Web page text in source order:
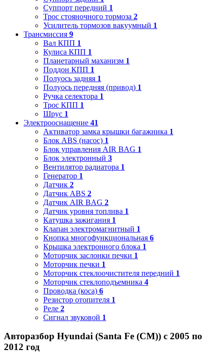
Суппорт передний 1
Трос стояночного тормоза 2
Усилитель тормозов вакуумный 1
Трансмиссия 9
Вал КПП 1
Кулиса КПП 1
Планетарный маханизм 1
Поддон КПП 1
Полуось задняя 1
Полуось передняя (привод) 1
Ручка селектора 1
Трос КПП 1
Шрус 1
Электрооснащение 41
Активатор замка крышки багажника 1
Блок ABS (насос) 1
Блок управления AIR BAG 1
Блок электронный 3
Вентилятор радиатора 1
Генератор 1
Датчик 2
Датчик ABS 2
Датчик AIR BAG 2
Датчик уровня топлива 1
Катушка зажигания 1
Клапан электромагнитный 1
Кнопка многофункциональная 6
Крышка электронного блока 1
Моторчик заслонки печки 1
Моторчик печки 1
Моторчик стеклоочистителя передний 1
Моторчик стеклоподъемника 4
Проводка (коса) 6
Резистор отопителя 1
Реле 2
Сигнал звуковой 1
Авторазбор Hyundai (Santa Fe (CM)) с 2005 по
2012 год